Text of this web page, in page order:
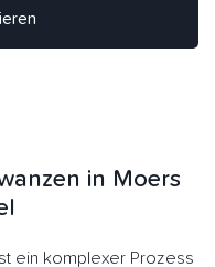
in Moers
ein komplexer Prozess